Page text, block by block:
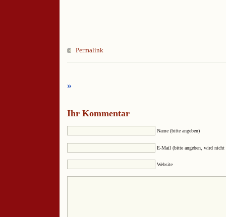
Permalink
»
Ihr Kommentar
Name (bitte angeben)
E-Mail (bitte angeben, wird nicht
Website